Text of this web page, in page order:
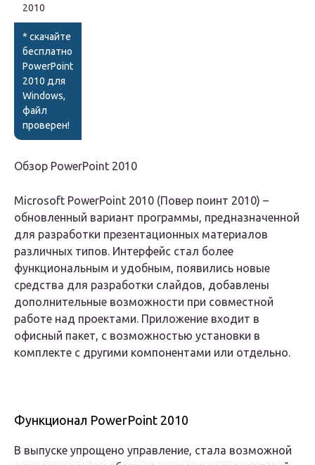
* скачайте
бесплатно
PowerPoint
2010 для
Windows,
файл
проверен!
2010
Обзор PowerPoint 2010
Microsoft PowerPoint 2010 (Повер поинт 2010) –
обновленный вариант программы, предназначенной
для разработки презентационных материалов
различных типов. Интерфейс стал более
функциональным и удобным, появились новые
средства для разработки слайдов, добавлены
дополнительные возможности при совместной
работе над проектами. Приложение входит в
офисный пакет, с возможностью установки в
комплекте с другими компонентами или отдельно.
Функционал PowerPoint 2010
В выпуске упрощено управление, стала возможной